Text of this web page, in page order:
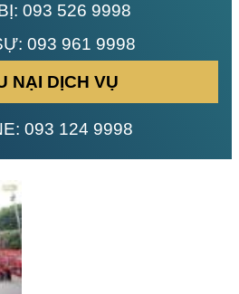
093 526 9998
093 961 9998
NẠI DỊCH VỤ
093 124 9998